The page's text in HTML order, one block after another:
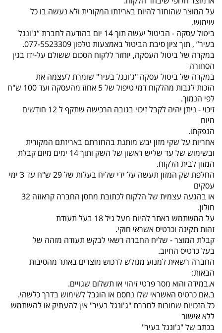
על המוצר שהוחזר להיות באריזתו המקורית ולא נעשה בו כל
שימוש.
ביטול עסקה - הביטול יעשה תוך 14 יום בהודעה לחברת “ג'ונגל
בעיר” , תוך ציון סיבת הביטול באמצעות טלפון 077-5523309.
במקרה של ביטול העסקה, יוחזר ללקוח הסכום ששולם על-ידו בגין
הסחורה
במקרה של ביטול עסקה "ג'ונגל בעיר" שומרת לעצמה את
הזכות לגבות מהלקוח דמי טיפול של 5 אחוז מהעסקה ועד 100 ש"ח
לפי הנמוך.
זיכוי - ניתן יהיה לקבל זיכוי בגובה הרכישה שתקף ל 12 חודשים
מיום
הנפקתו.
אחריות על שקי מזון יבש מותנת בהחזרתם באריזתם המקורית
ובשימוש של עד שליש ראשון של השק ותוך 14 ימים מיום קבלת
המזון לבית הלקוח.
החלפת שק המזון תעשה על ידי שליח בעלות של 29 ש"ח עד 3 ימי
עסקים
או בהגעה עצמית של הלקוח לכתובת מחסן החברה קראוזה 32
חולון.
על המשתמש באתר להיות מעל גיל 18 בעל תעודת
זהות תקינה וכרטיס אשראי חוקי.
קבלת המוצר - שליח החברה רשאי לבקש תעודה מזהה של
בעל כרטיס החיוב.
החברה רשאית למנוע מגולש לרכוש מוצרים באתר מהסיבות
הבאות:
א.במידה והוא מסר פרטי זיהוי או תשלום שגויים.
ב.אם כרטיס האשראי שלו נחסם או הוגבל לשימוש בדרך כלשהי.
כל הזכויות שמורות לחברת "ג'ונגל בעיר" אין להעתיק או להשתמש
ללא אישור
בכתב של "ג'ונגל בעיר"